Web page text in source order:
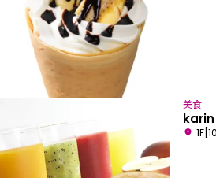
美食
karin